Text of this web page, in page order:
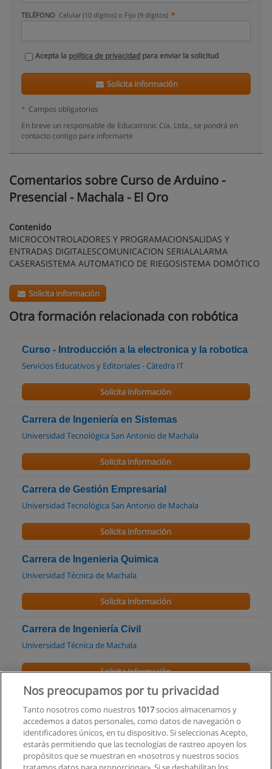
TELÉFONO Celular (10 dígitos) o Fijo (9 dígitos)
Acepta la política de privacidad para enviar la solicitud
Solicita información
* Campos obligatorios
En breve un responsable de Educatronic Cía. Ltda., se pondrá en
contacto contigo para informarte
Comentarios sobre Curso de Arduino -
Presencial - Machala - El Oro
Contenido
MICROCONTROLADORES Y PROGRAMACIONSALIDAS Y
ENTRADAS DIGITALESCOMUNICACION SERIALALARMA
CASERASISTEMA AUTOMATICO DE RIEGOSISTEMA DOMÓTICO
Solicita información
Otra formación relacionada con robótica
Curso - Introducción a la electronica y la robotica
Servicios Educativos y Editoriales - Cátedra IT
Solicita información
Carrera de Ingeniería en Sistemas
Universidad Tecnológica San Antonio de Machala
Solicita información
Carrera de Gestión Empresarial
Universidad Tecnológica San Antonio de Machala
Solicita información
Carrera de Ingenieria Quimica
Universidad Técnica de Machala
Solicita información
Carrera de Ingeniería Civil
Universidad Técnica de Machala
Solicita información
Maestría en Gestión de la Construcción
Universidad Técnica de Machala
Solicita información
Nos preocupamos por tu privacidad
Tanto nosotros como nuestros 1017socios almacenamos y
accedemos a datos personales, como datos de navegación o
identificadores únicos, en tu dispositivo. Si seleccionas Acepto,
estarás permitiendo que las tecnologías de rastreo apoyen los
propósitos que se muestran en «nosotros y nuestros socios